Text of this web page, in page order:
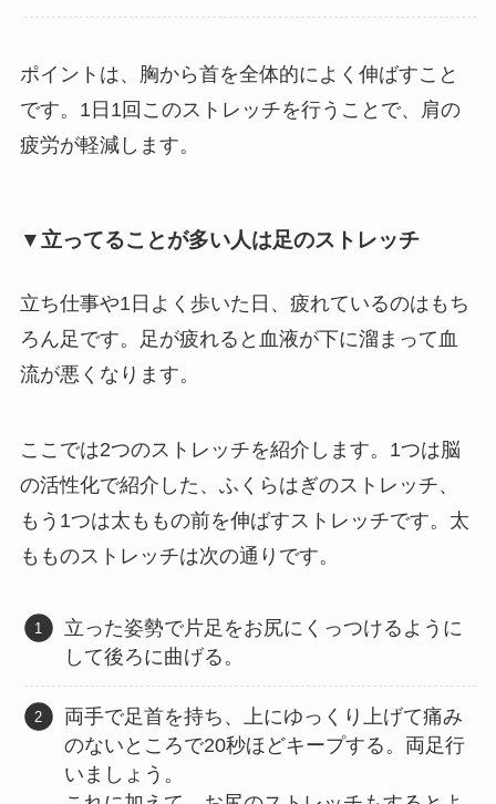
ポイントは、胸から首を全体的によく伸ばすこと
です。1日1回このストレッチを行うことで、肩の
疲労が軽減します。
▼立ってることが多い人は足のストレッチ
立ち仕事や1日よく歩いた日、疲れているのはもち
ろん足です。足が疲れると血液が下に溜まって血
流が悪くなります。
ここでは2つのストレッチを紹介します。1つは脳
の活性化で紹介した、ふくらはぎのストレッチ、
もう1つは太ももの前を伸ばすストレッチです。太
もものストレッチは次の通りです。
立った姿勢で片足をお尻にくっつけるように
して後ろに曲げる。
両手で足首を持ち、上にゆっくり上げて痛み
のないところで20秒ほどキープする。両足行
いましょう。